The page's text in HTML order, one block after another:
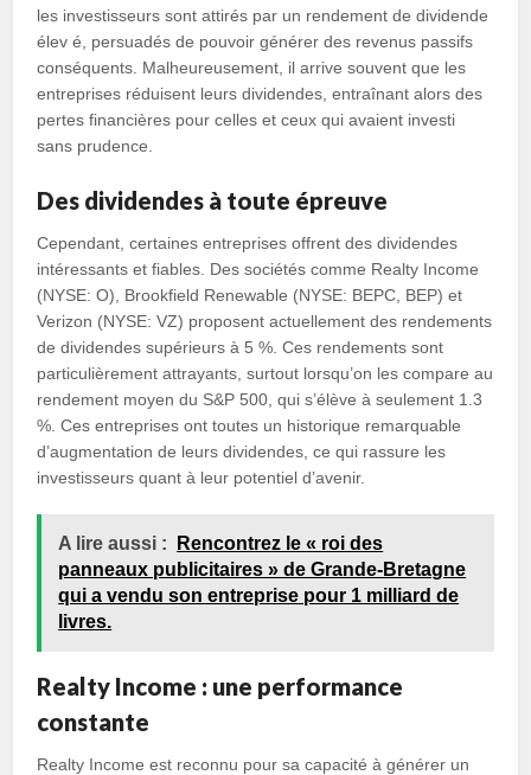
les investisseurs sont attirés par un rendement de dividende
élev é, persuadés de pouvoir générer des revenus passifs
conséquents. Malheureusement, il arrive souvent que les
entreprises réduisent leurs dividendes, entraînant alors des
pertes financières pour celles et ceux qui avaient investi
sans prudence.
Des dividendes à toute épreuve
Cependant, certaines entreprises offrent des dividendes
intéressants et fiables. Des sociétés comme Realty Income
(NYSE: O), Brookfield Renewable (NYSE: BEPC, BEP) et
Verizon (NYSE: VZ) proposent actuellement des rendements
de dividendes supérieurs à 5 %. Ces rendements sont
particulièrement attrayants, surtout lorsqu’on les compare au
rendement moyen du S&P 500, qui s’élève à seulement 1.3
%. Ces entreprises ont toutes un historique remarquable
d’augmentation de leurs dividendes, ce qui rassure les
investisseurs quant à leur potentiel d’avenir.
A lire aussi :
Rencontrez le « roi des
panneaux publicitaires » de Grande-Bretagne
qui a vendu son entreprise pour 1 milliard de
livres.
Realty Income : une performance
constante
Realty Income est reconnu pour sa capacité à générer un